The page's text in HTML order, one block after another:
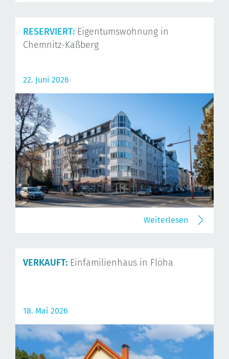
RESERVIERT: Eigentumswohnung in
Chemnitz-Kaßberg
22. Juni 2026
Weiterlesen
VERKAUFT: Einfamilienhaus in Flöha
18. Mai 2026